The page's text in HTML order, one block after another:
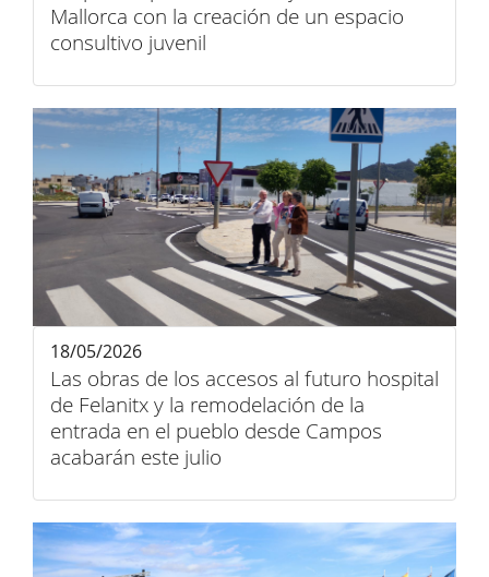
Mallorca con la creación de un espacio
consultivo juvenil
Las obras de los accesos al futuro hospital
de Felanitx y la remodelación de la
entrada en el pueblo desde Campos
acabarán este julio
18/05/2026